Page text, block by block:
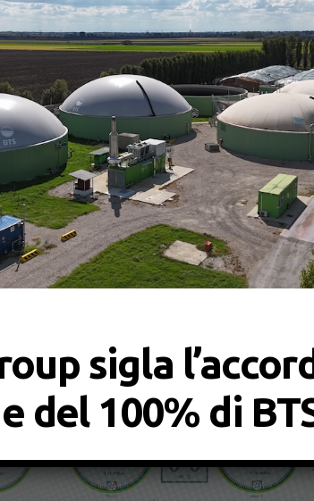
gli impianti da remoto, attraverso
la massima efficienza agronomica,
si basano su unsoftware per
dalla digestione
per la gestione delle biomassee della
sigla
del 100% di